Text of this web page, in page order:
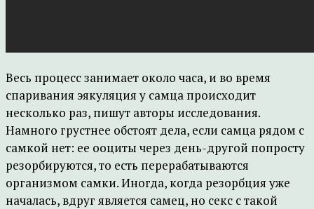
Весь процесс занимает около часа, и во время
спаривания эякуляция у самца происходит
несколько раз, пишут авторы исследования.
Намного грустнее обстоят дела, если самца рядом с
самкой нет: ее ооциты через день-другой попросту
резорбируются, то есть перерабатываются
организмом самки. Иногда, когда резорбция уже
началась, вдруг является самец, но секс с такой